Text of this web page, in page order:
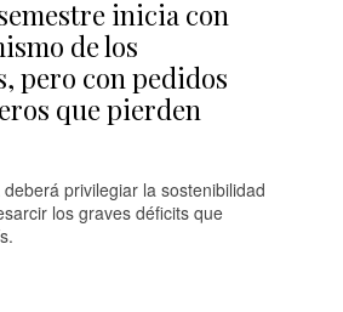
inicia con
de los
pero con pedidos
que pierden
privilegiar la sostenibilidad
los graves déficits que